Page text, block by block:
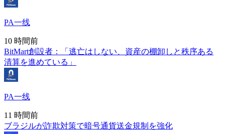
PA一线
10 時間前
BitMart創設者：「逃亡はしない、資産の棚卸しと秩序ある
清算を進めている」
PA一线
11 時間前
ブラジルが詐欺対策で暗号通貨送金規制を強化